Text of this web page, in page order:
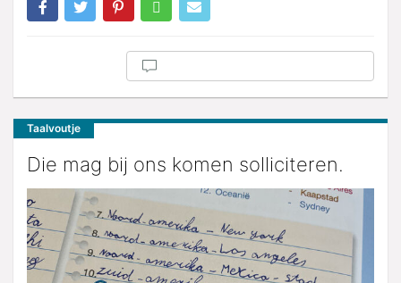
Taalvoutje
Die mag bij ons komen solliciteren.